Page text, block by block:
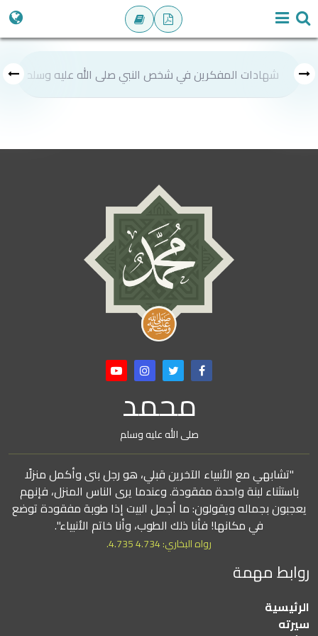
شهادات المفكرين في شخص النبي صلى الله عليه وسلم
محمد
صلى الله عليه وسلم
"تشابهي مع الأنبياء الآخرين قبلي، هو رجل بنى وأكمل منزلًا
باستثناء لبنة واحدة مفقودة. وعندما يرى الناس المنزل، فإنهم
يعجبون بجماله ويقولون: ما أجمل البيت إذا طوبة مفقودة توضع
في مكانها! فأنا ذلك الطوب، وأنا خاتم الأنبياء".
رواه البخاري: 4.734 4.735.
روابط مهمة
الرئيسية
سيرته